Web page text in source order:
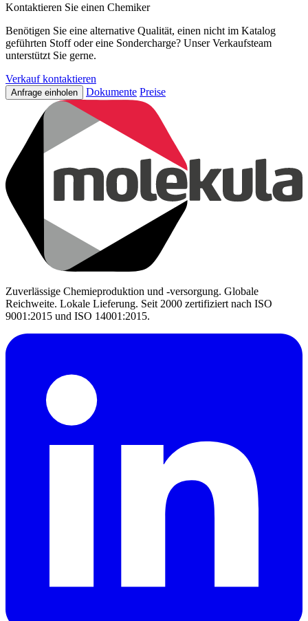
Kontaktieren Sie einen Chemiker
Benötigen Sie eine alternative Qualität, einen nicht im Katalog
geführten Stoff oder eine Sondercharge? Unser Verkaufsteam
unterstützt Sie gerne.
Verkauf kontaktieren
Anfrage einholen Dokumente Preise
Zuverlässige Chemieproduktion und -versorgung. Globale
Reichweite. Lokale Lieferung. Seit 2000 zertifiziert nach ISO
9001:2015 und ISO 14001:2015.